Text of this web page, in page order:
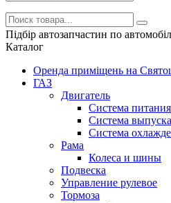
Підбір автозапчастин по
Каталог
Оренда приміщень на
ГАЗ
Двигатель
Система питания
Система выпуска
Система
Рама
Колеса и шины
Подвеска
Управление рулевое
Тормоза